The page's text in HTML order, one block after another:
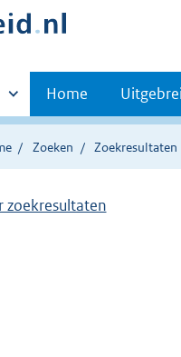
Home
Zoeken Zoekresultaten
zoekresultaten